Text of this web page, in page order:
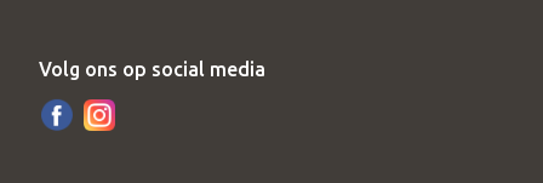
Volg ons op social media